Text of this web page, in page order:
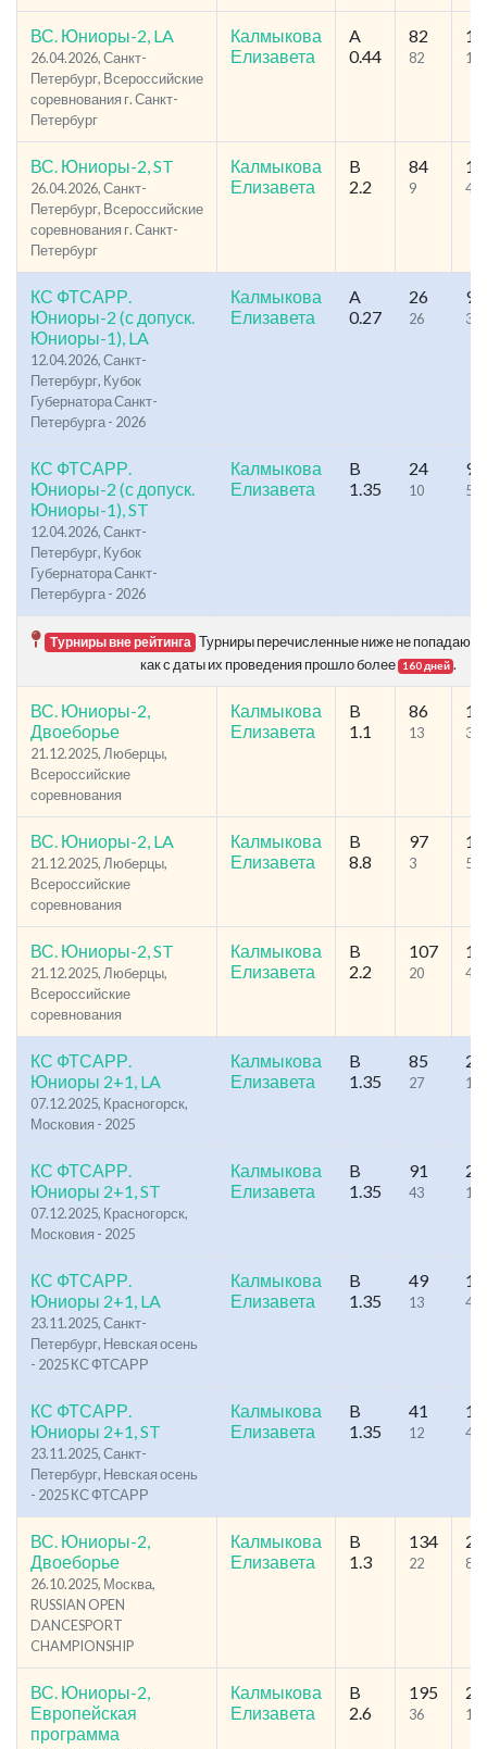
ВС. Юниоры-2, LA
26.04.2026, Санкт-
Петербург, Всероссийские
соревнования г. Санкт-
Петербург
Калмыкова
Елизавета
A
0.44
82
82 103
ВС. Юниоры-2, ST
26.04.2026, Санкт-
Петербург, Всероссийские
соревнования г. Санкт-
Петербург
Калмыкова
Елизавета
B
2.2
84
9 42
КС ФТСАРР.
Юниоры-2 (с допуск.
Юниоры-1), LA
12.04.2026, Санкт-
Петербург, Кубок
Губернатора Санкт-
Петербурга - 2026
Калмыкова
Елизавета
A
0.27
26
26
97
31
КС ФТСАРР.
Юниоры-2 (с допуск.
Юниоры-1), ST
12.04.2026, Санкт-
Петербург, Кубок
Губернатора Санкт-
Петербурга - 2026
Калмыкова
Елизавета
B
1.35
24
10
90
50
Турниры вне рейтинга Турниры перечисленные ниже не попадают в
как с даты их проведения прошло более
160 дней .
ВС. Юниоры-2,
Двоеборье
21.12.2025, Люберцы,
Всероссийские
соревнования
Калмыкова
Елизавета
B
1.1
86
13 33
ВС. Юниоры-2, LA
21.12.2025, Люберцы,
Всероссийские
соревнования
Калмыкова
Елизавета
B
8.8
97
3 54
ВС. Юниоры-2, ST
21.12.2025, Люберцы,
Всероссийские
соревнования
Калмыкова
Елизавета
B
2.2
107
20 41
КС ФТСАРР.
Юниоры 2+1, LA
07.12.2025, Красногорск,
Московия - 2025
Калмыкова
Елизавета
B
1.35
85
27 127
КС ФТСАРР.
Юниоры 2+1, ST
07.12.2025, Красногорск,
Московия - 2025
Калмыкова
Елизавета
B
1.35
91
43 111
КС ФТСАРР.
Юниоры 2+1, LA
23.11.2025, Санкт-
Петербург, Невская осень
- 2025 КС ФТСАРР
Калмыкова
Елизавета
B
1.35
49
13 43
КС ФТСАРР.
Юниоры 2+1, ST
23.11.2025, Санкт-
Петербург, Невская осень
- 2025 КС ФТСАРР
Калмыкова
Елизавета
B
1.35
41
12 45
ВС. Юниоры-2,
Двоеборье
26.10.2025, Москва,
RUSSIAN OPEN
DANCESPORT
CHAMPIONSHIP
Калмыкова
Елизавета
B
1.3
134
22 82
ВС. Юниоры-2,
Европейская
программа
Калмыкова
Елизавета
B
2.6
195
36 102